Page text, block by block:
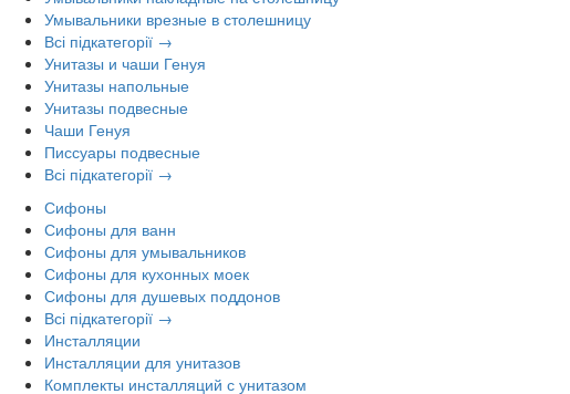
Умывальники врезные в столешницу
Всі підкатегорії →
Унитазы и чаши Генуя
Унитазы напольные
Унитазы подвесные
Чаши Генуя
Писсуары подвесные
Всі підкатегорії →
Сифоны
Сифоны для ванн
Сифоны для умывальников
Сифоны для кухонных моек
Сифоны для душевых поддонов
Всі підкатегорії →
Инсталляции
Инсталляции для унитазов
Комплекты инсталляций с унитазом